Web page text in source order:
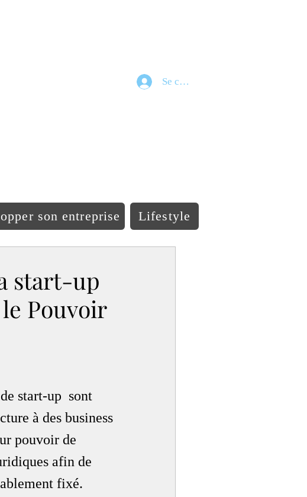
Se connecter
son entreprise Lifestyle
start-up
Pouvoir
start-up  sont
à des business
pouvoir de
afin de
fixé.